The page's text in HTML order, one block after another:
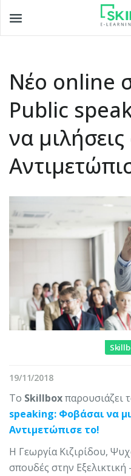
Νέο online
Public
να
19/11/2018
Το Skillboxπαρουσιάζει
speaking: Φοβάσαι να
Αντιμετώπισε το!
Η Γεωργία Κιζιρίδου,
σπουδές στην